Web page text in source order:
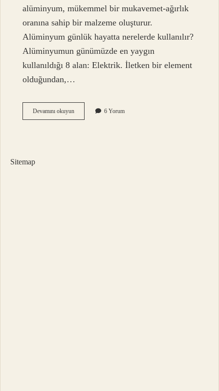
alüminyum, mükemmel bir mukavemet-ağırlık
oranına sahip bir malzeme oluşturur.
Alüminyum günlük hayatta nerelerde kullanılır?
Alüminyumun günümüzde en yaygın
kullanıldığı 8 alan: Elektrik. İletken bir element
olduğundan,…
Devamını okuyunAlüminyum
Özellikleri
6 Yorum
Sitemap